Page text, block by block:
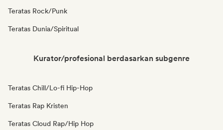
Teratas Rock/Punk
Teratas Dunia/Spiritual
Kurator/profesional berdasarkan subgenre
Teratas Chill/Lo-fi Hip-Hop
Teratas Rap Kristen
Teratas Cloud Rap/Hip Hop